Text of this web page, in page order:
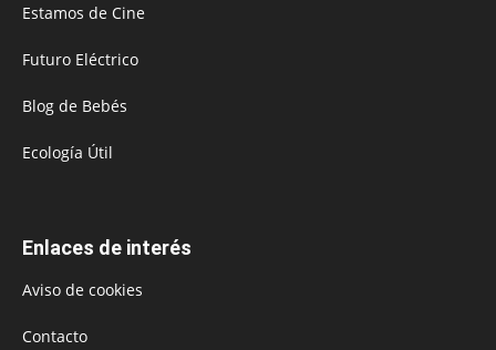
Estamos de Cine
Futuro Eléctrico
Blog de Bebés
Ecología Útil
Enlaces de interés
Aviso de cookies
Contacto